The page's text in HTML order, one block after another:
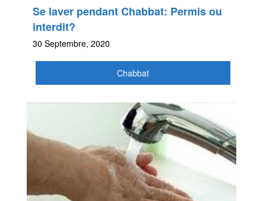
Se laver pendant Chabbat: Permis ou
interdit?
30 Septembre, 2020
Chabbat